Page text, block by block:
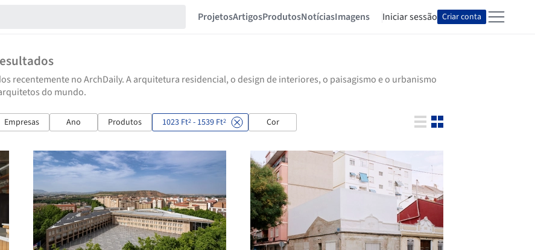
ProjetosArtigosProdutosNotíciasImagens Iniciar sessão Criar conta
recentemente no ArchDaily. A arquitetura residencial, o design de interiores, o paisagismo e o urbanismo
do mundo.
Empresas Ano Produtos 1023 Ft2 - 1539 Ft2 Cor